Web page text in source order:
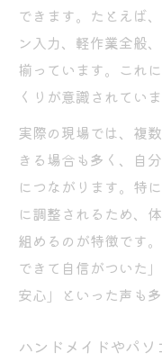
できます。たとえば
ン入力、軽作業全般
揃っています。これ
くりが意識されていま
実際の現場では、複
きる場合も多く、自
につながります。特
に調整されるため、
組めるのが特徴です
できて自信がついた
安心」といった声も
ハンドメイドやパ